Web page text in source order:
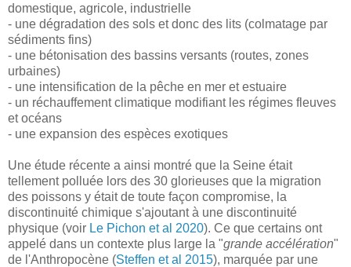
domestique, agricole, industrielle
- une dégradation des sols et donc des lits (colmatage par
sédiments fins)
- une bétonisation des bassins versants (routes, zones
urbaines)
- une intensification de la pêche en mer et estuaire
- un réchauffement climatique modifiant les régimes fleuves
et océans
- une expansion des espèces exotiques
Une étude récente a ainsi montré que la Seine était
tellement polluée lors des 30 glorieuses que la migration
des poissons y était de toute façon compromise, la
discontinuité chimique s'ajoutant à une discontinuité
physique (voir Le Pichon et al 2020). Ce que certains ont
appelé dans un contexte plus large la "grande accélération"
de l'Anthropocène (Steffen et al 2015), marquée par une